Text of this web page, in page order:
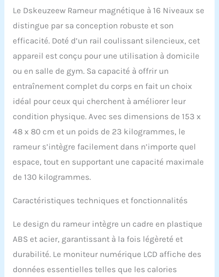
utilisation à la maison
ou au bureau sans
déranger les autres
Entraînement
musculaire complet du
corps : notre rameur a été
scientifiquement conçu
pour activer jusqu'à 90 %
de vos groupes
musculaires et permettre
de tout le corps. L'écran
LCD intelligent affiche
vos données
d'entraînement en temps
réel, y compris la
distance, le temps, les
moyenne, pour vous
atteindre vos objectifs de
remise en forme
Entraînement
professionnel de la force :
équipé d'un système
Flywheel unique, notre
Le Dskeuzeew Rameur magnétique à 16 Niveaux se
distingue par sa conception robuste et son
efficacité. Doté d’un rail coulissant silencieux, cet
appareil est conçu pour une utilisation à domicile
ou en salle de gym. Sa capacité à offrir un
entraînement complet du corps en fait un choix
idéal pour ceux qui cherchent à améliorer leur
condition physique. Avec ses dimensions de 153 x
48 x 80 cm et un poids de 23 kilogrammes, le
rameur s’intègre facilement dans n’importe quel
espace, tout en supportant une capacité maximale
de 130 kilogrammes.
Caractéristiques techniques et fonctionnalités
Le design du rameur intègre un cadre en plastique
ABS et acier, garantissant à la fois légèreté et
durabilité. Le moniteur numérique LCD affiche des
données essentielles telles que les calories